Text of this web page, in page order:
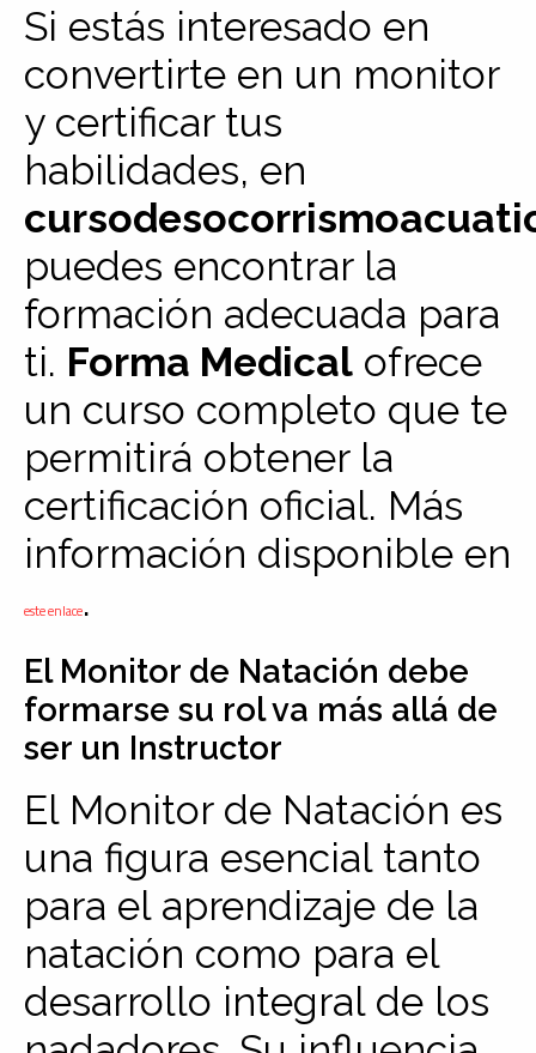
Si estás interesado en
convertirte en un monitor
y certificar tus
habilidades, en
puedes encontrar la
formación adecuada para
ti. Forma Medical ofrece
un curso completo que te
permitirá obtener la
certificación oficial. Más
información disponible en
este enlace.
El Monitor de Natación debe
formarse su rol va más allá de
ser un Instructor
El Monitor de Natación es
una figura esencial tanto
para el aprendizaje de la
natación como para el
desarrollo integral de los